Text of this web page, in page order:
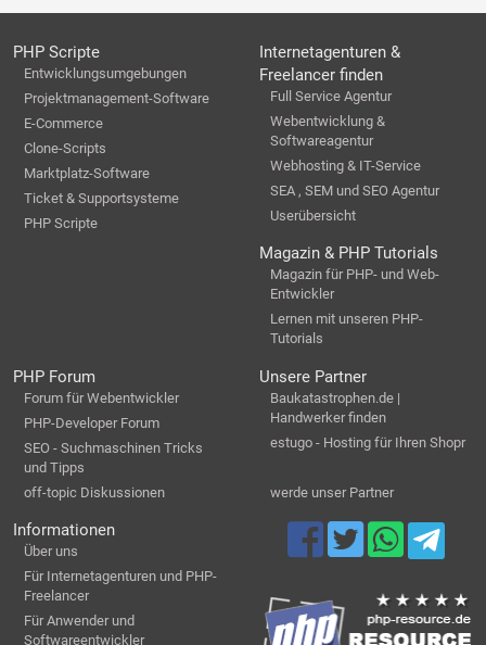
PHP Scripte
Entwicklungsumgebungen
Projektmanagement-Software
E-Commerce
Clone-Scripts
Marktplatz-Software
Ticket & Supportsysteme
PHP Scripte
Internetagenturen &
Freelancer finden
Full Service Agentur
Webentwicklung &
Softwareagentur
Webhosting & IT-Service
SEA , SEM und SEO Agentur
Userübersicht
Magazin & PHP Tutorials
Magazin für PHP- und Web-
Entwickler
Lernen mit unseren PHP-
Tutorials
PHP Forum
Forum für Webentwickler
PHP-Developer Forum
SEO - Suchmaschinen Tricks
und Tipps
off-topic Diskussionen
Unsere Partner
Baukatastrophen.de |
Handwerker finden
estugo - Hosting für Ihren Shopr
werde unser Partner
Informationen
Über uns
Für Internetagenturen und PHP-
Freelancer
Für Anwender und
Softwareentwickler